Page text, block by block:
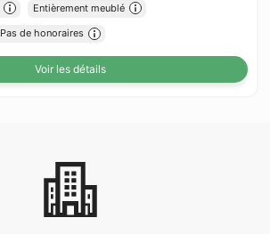
Entièrement meublé
Pas de honoraires
Voir les détails